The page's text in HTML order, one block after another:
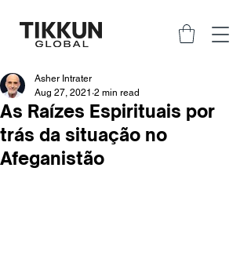
As Raízes Espirituais por
trás da situação no
Afeganistão
Asher Intrater
Aug 27, 2021 2 min read